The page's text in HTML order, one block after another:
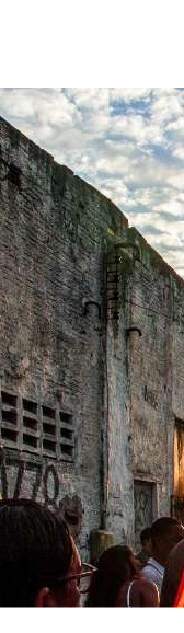
ASSUNTOS
Combate ao
Crianças e
Democracia e
Direitos
Justiça criminal
LGBTQIA+
Liberdade de